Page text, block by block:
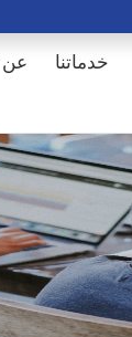
عن خدماتنا